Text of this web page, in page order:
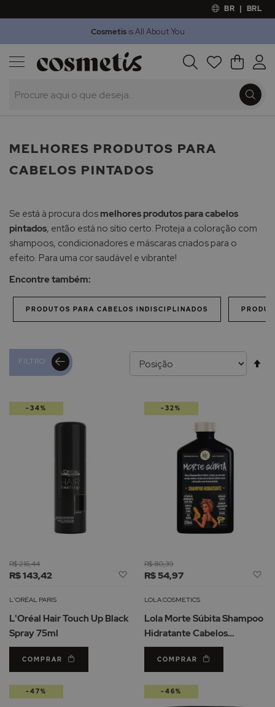
BR | BRL
Cosmetisis All About You
Procura O Meu
Outlet
MELHORES PRODUTOS PARA
CABELOS PINTADOS
Se está à procura dos melhores produtos para cabelos
pintados, então está no sítio certo. Proteja a coloração com
shampoos, condicionadores e máscaras criados para o
efeito. Para uma cor saudável e vibrante!
Encontre também:
PRODUTOS PARA CABELOS INDISCIPLINADOS
FILTRO
R$ 143,42
R$ 216,44
Adicionar
Lista
Desejos
L'ORÉAL PARIS
L'Oréal Hair Touch Up Black
Spray 75ml
COMPRAR
-34%
R$ 54,97
R$ 80,39
LOLA COSMETICS
Lola Morte Súbita Shampoo
Hidratante Cabelos
Danificados 250ml
COMPRAR
-32%
-47% -46%